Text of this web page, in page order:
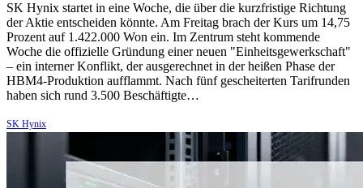
SK Hynix startet in eine Woche, die über die kurzfristige Richtung
der Aktie entscheiden könnte. Am Freitag brach der Kurs um 14,75
Prozent auf 1.422.000 Won ein. Im Zentrum steht kommende
Woche die offizielle Gründung einer neuen "Einheitsgewerkschaft"
– ein interner Konflikt, der ausgerechnet in der heißen Phase der
HBM4-Produktion aufflammt. Nach fünf gescheiterten Tarifrunden
haben sich rund 3.500 Beschäftigte…
SK Hynix